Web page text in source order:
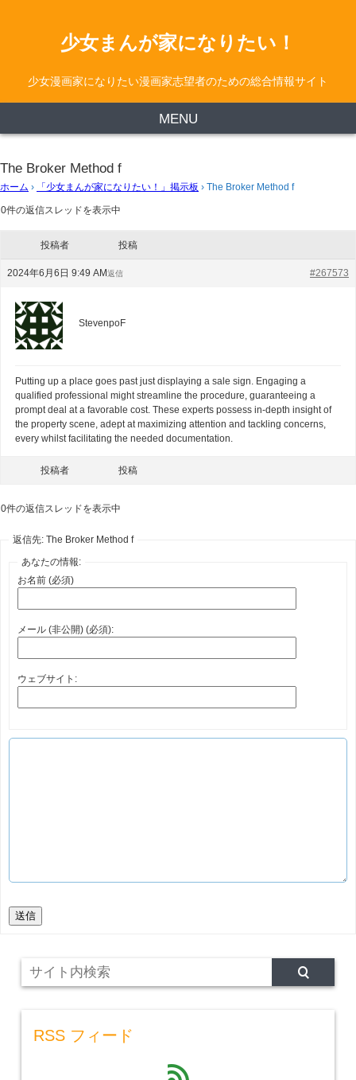
少女まんが家になりたい！
少女漫画家になりたい漫画家志望者のための総合情報サイト
MENU
The Broker Method f
ホーム › 「少女まんが家になりたい！」掲示板 › The Broker Method f
0件の返信スレッドを表示中
投稿者 投稿
2024年6月6日 9:49 AM #267573
返信
StevenpoF
Putting up a place goes past just displaying a sale sign. Engaging a
qualified professional might streamline the procedure, guaranteeing a
prompt deal at a favorable cost. These experts possess in-depth insight of
the property scene, adept at maximizing attention and tackling concerns,
every whilst facilitating the needed documentation.
投稿者 投稿
0件の返信スレッドを表示中
返信先: The Broker Method f
あなたの情報:
お名前 (必須)
メール (非公開) (必須):
ウェブサイト:
送信
RSS フィード